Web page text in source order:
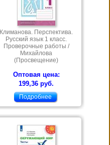
Климанова. Перспектива.
Русский язык 1 класс.
Проверочные работы /
Михайлова
(Просвещение)
Оптовая цена:
199,36 руб.
Подробнее